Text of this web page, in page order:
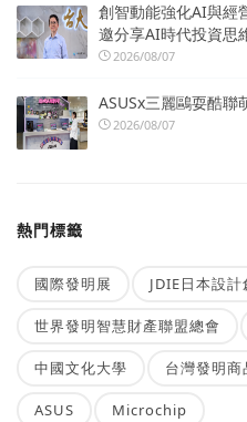
創智動能強化AI與經
邀分享AI時代投資思
2026/08/07
ASUSx三麗鷗耍酷聯
2026/08/07
熱門標籤
國際發明展 JDIE日本設
世界發明智慧財產聯盟總會
中國文化大學 台灣發明商
ASUS Microchip